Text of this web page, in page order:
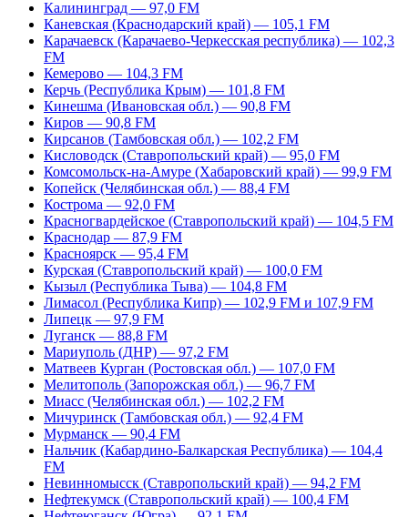
Калининград — 97,0 FM
Каневская (Краснодарский край) — 105,1 FM
Карачаевск (Карачаево-Черкесская республика) — 102,3
FM
Кемерово — 104,3 FM
Керчь (Республика Крым) — 101,8 FM
Кинешма (Ивановская обл.) — 90,8 FM
Киров — 90,8 FM
Кирсанов (Тамбовская обл.) — 102,2 FM
Кисловодск (Ставропольский край) — 95,0 FM
Комсомольск-на-Амуре (Хабаровский край) — 99,9 FM
Копейск (Челябинская обл.) — 88,4 FM
Кострома — 92,0 FM
Красногвардейское (Ставропольский край) — 104,5 FM
Краснодар — 87,9 FM
Красноярск — 95,4 FM
Курская (Ставропольский край) — 100,0 FM
Кызыл (Республика Тыва) — 104,8 FM
Лимасол (Республика Кипр) — 102,9 FM и 107,9 FM
Липецк — 97,9 FM
Луганск — 88,8 FM
Мариуполь (ДНР) — 97,2 FM
Матвеев Курган (Ростовская обл.) — 107,0 FM
Мелитополь (Запорожская обл.) — 96,7 FM
Миасс (Челябинская обл.) — 102,2 FM
Мичуринск (Тамбовская обл.) — 92,4 FM
Мурманск — 90,4 FM
Нальчик (Кабардино-Балкарская Республика) — 104,4
FM
Невинномысск (Ставропольский край) — 94,2 FM
Нефтекумск (Ставропольский край) — 100,4 FM